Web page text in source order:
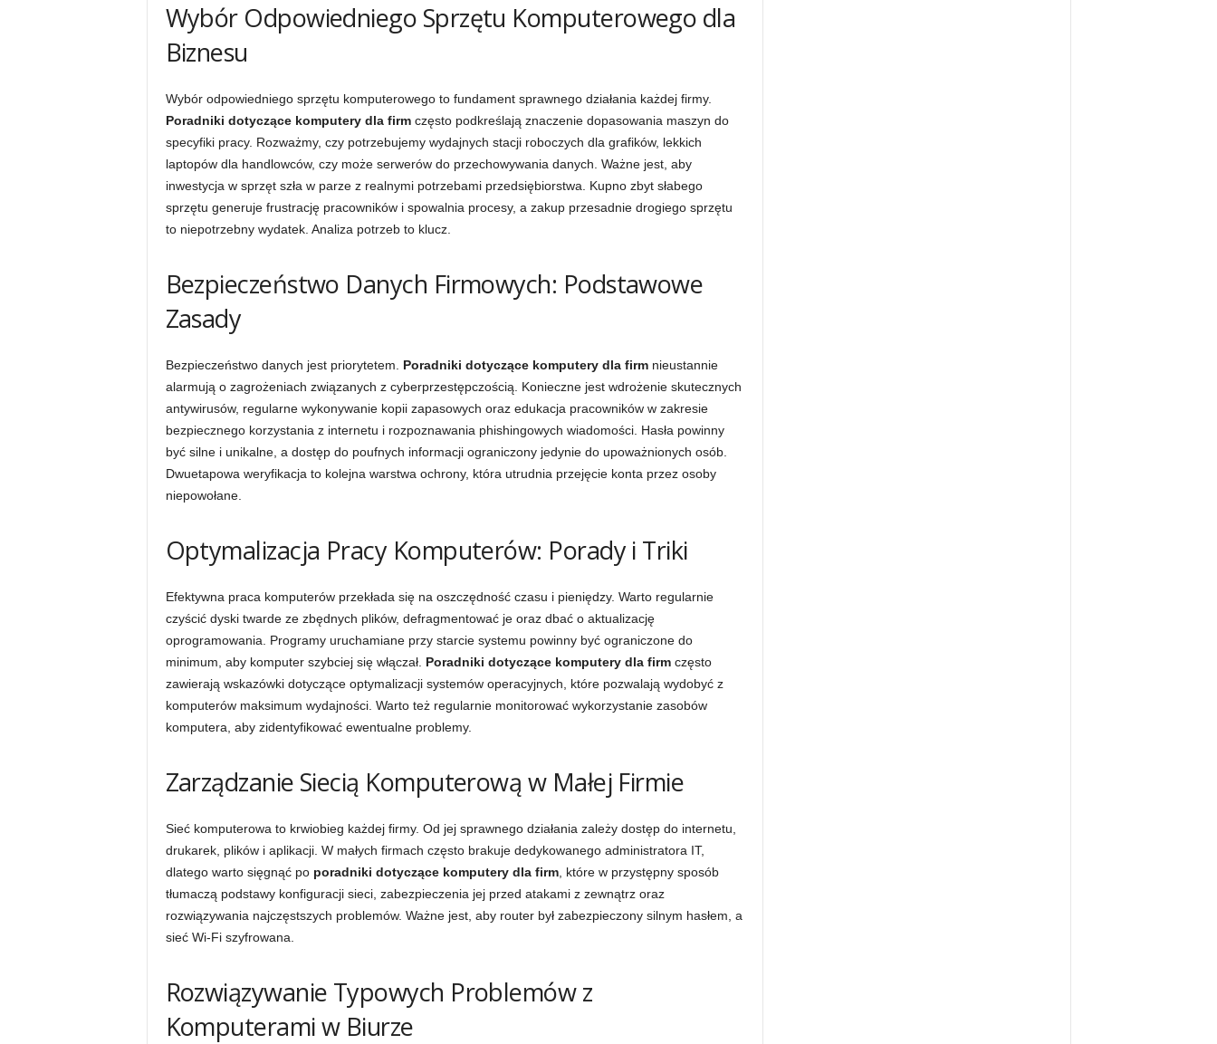
Wybór Odpowiedniego Sprzętu Komputerowego dla
Biznesu
Wybór odpowiedniego sprzętu komputerowego to fundament sprawnego działania każdej firmy.
Poradniki dotyczące komputery dla firmczęsto podkreślają znaczenie dopasowania maszyn do
specyfiki pracy. Rozważmy, czy potrzebujemy wydajnych stacji roboczych dla grafików, lekkich
laptopów dla handlowców, czy może serwerów do przechowywania danych. Ważne jest, aby
inwestycja w sprzęt szła w parze z realnymi potrzebami przedsiębiorstwa. Kupno zbyt słabego
sprzętu generuje frustrację pracowników i spowalnia procesy, a zakup przesadnie drogiego sprzętu
to niepotrzebny wydatek. Analiza potrzeb to klucz.
Bezpieczeństwo Danych Firmowych: Podstawowe
Zasady
Bezpieczeństwo danych jest priorytetem. Poradniki dotyczące komputery dla firmnieustannie
alarmują o zagrożeniach związanych z cyberprzestępczością. Konieczne jest wdrożenie skutecznych
antywirusów, regularne wykonywanie kopii zapasowych oraz edukacja pracowników w zakresie
bezpiecznego korzystania z internetu i rozpoznawania phishingowych wiadomości. Hasła powinny
być silne i unikalne, a dostęp do poufnych informacji ograniczony jedynie do upoważnionych osób.
Dwuetapowa weryfikacja to kolejna warstwa ochrony, która utrudnia przejęcie konta przez osoby
niepowołane.
Optymalizacja Pracy Komputerów: Porady i Triki
Efektywna praca komputerów przekłada się na oszczędność czasu i pieniędzy. Warto regularnie
czyścić dyski twarde ze zbędnych plików, defragmentować je oraz dbać o aktualizację
oprogramowania. Programy uruchamiane przy starcie systemu powinny być ograniczone do
minimum, aby komputer szybciej się włączał. Poradniki dotyczące komputery dla firmczęsto
zawierają wskazówki dotyczące optymalizacji systemów operacyjnych, które pozwalają wydobyć z
komputerów maksimum wydajności. Warto też regularnie monitorować wykorzystanie zasobów
komputera, aby zidentyfikować ewentualne problemy.
Zarządzanie Siecią Komputerową w Małej Firmie
Sieć komputerowa to krwiobieg każdej firmy. Od jej sprawnego działania zależy dostęp do internetu,
drukarek, plików i aplikacji. W małych firmach często brakuje dedykowanego administratora IT,
dlatego warto sięgnąć po poradniki dotyczące komputery dla firm, które w przystępny sposób
tłumaczą podstawy konfiguracji sieci, zabezpieczenia jej przed atakami z zewnątrz oraz
rozwiązywania najczęstszych problemów. Ważne jest, aby router był zabezpieczony silnym hasłem, a
sieć Wi-Fi szyfrowana.
Rozwiązywanie Typowych Problemów z
Komputerami w Biurze